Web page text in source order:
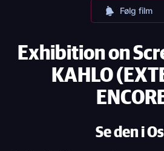
Følg film
Exhibition on
KAHLO
Se den i